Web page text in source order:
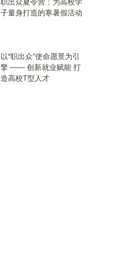
职出众夏令营：为高校学
子量身打造的寒暑假活动
以“职出众”使命愿景为引
擎 —— 创新就业赋能 打
造高校T型人才